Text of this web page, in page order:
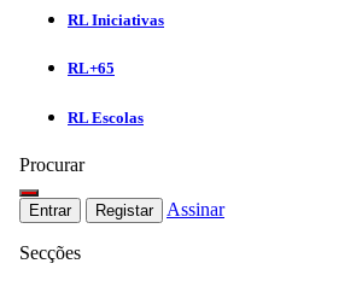
RL Iniciativas
RL+65
RL Escolas
Procurar
Entrar Registar Assinar
Secções